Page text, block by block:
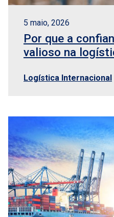
5 maio, 2026
Por que a
valioso na
Logística Internacional